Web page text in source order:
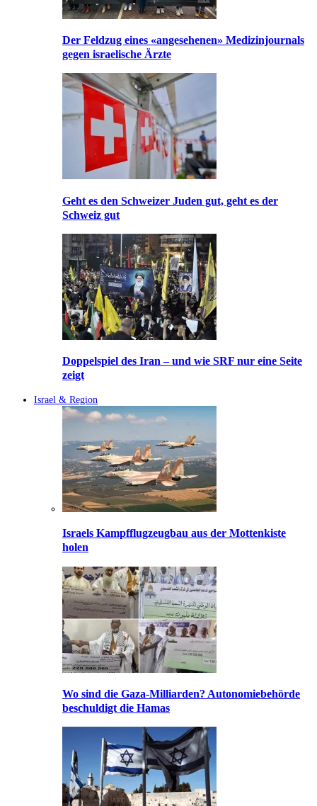
Der Feldzug eines «angesehenen» Medizinjournals
gegen israelische Ärzte
Geht es den Schweizer Juden gut, geht es der
Schweiz gut
Doppelspiel des Iran – und wie SRF nur eine Seite
zeigt
Israel & Region
Israels Kampfflugzeugbau aus der Mottenkiste
holen
Wo sind die Gaza-Milliarden? Autonomiebehörde
beschuldigt die Hamas